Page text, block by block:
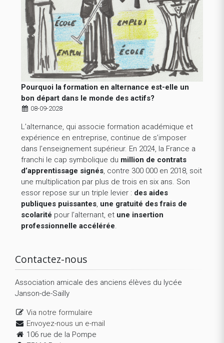
Pourquoi la formation en alternance est-elle un
bon départ dans le monde des actifs?
08-09-2028
L’alternance, qui associe formation académique et
expérience en entreprise, continue de s’imposer
dans l’enseignement supérieur. En 2024, la France a
franchi le cap symbolique du million de contrats
d’apprentissage signés, contre 300 000 en 2018, soit
une multiplication par plus de trois en six ans. Son
essor repose sur un triple levier : des aides
publiques puissantes, une gratuité des frais de
scolarité pour l’alternant, et une insertion
professionnelle accélérée.
Contactez-nous
Association amicale des anciens élèves du lycée
Janson-de-Sailly
Via notre formulaire
Envoyez-nous un e-mail
106 rue de la Pompe